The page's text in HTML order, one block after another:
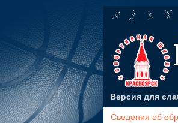
Версия для
Сведения об